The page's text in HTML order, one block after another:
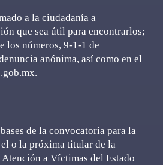
a la ciudadanía a
que sea útil para encontrarlos;
los números, 9-1-1 de
anónima, así como en el
de la convocatoria para la
o la próxima titular de la
a Víctimas del Estado